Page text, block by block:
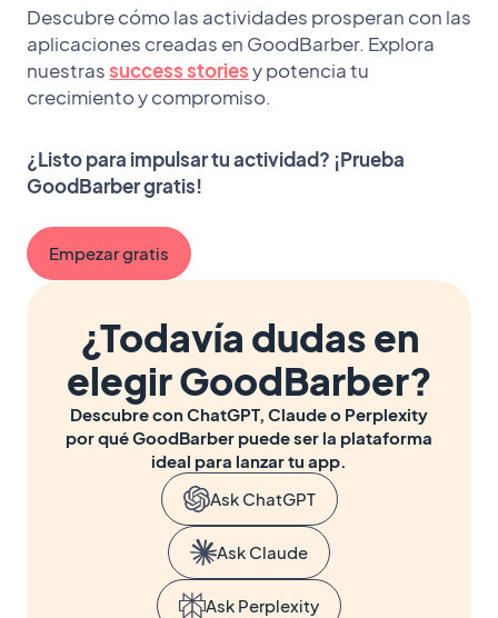
Descubre cómo las actividades prosperan con las
aplicaciones creadas en GoodBarber. Explora
nuestrassuccess storiesy potencia tu
crecimiento y compromiso.
¿Listo para impulsar tu actividad? ¡Prueba
GoodBarber gratis!
Empezar gratis
¿Todavía dudas en
elegir GoodBarber?
Descubre con ChatGPT, Claude o Perplexity
por qué GoodBarber puede ser la plataforma
ideal para lanzar tu app.
Ask ChatGPT
Ask Claude
Ask Perplexity